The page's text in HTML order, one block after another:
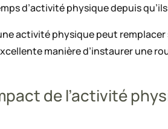
d’activité physique depuis
activité physique peut
manière d’instaurer une
de l’activité